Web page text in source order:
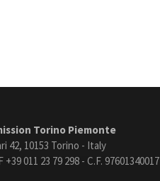
Torino Piemonte
42, 10153 Torino - Italy
+39 011 23 79 298 - C.F. 97601340017